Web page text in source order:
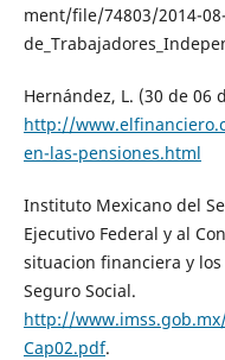
ment/file/74803/2014-08-
Hernández, L. (30 de 06
http://
en-las-pensiones.html
Instituto Mexicano del
Ejecutivo Federal y al
situacion financiera y
Seguro Social.
http://
Cap02.pdf.